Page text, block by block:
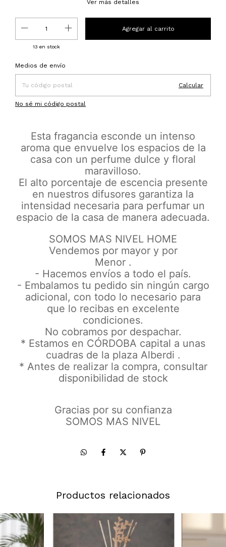
Ver más detalles
13 en stock
Entregas para el CP:
Medios de envío
Calcular
No sé mi código postal
Esta fragancia esconde un intenso
aroma que envuelve los espacios de la
casa con un perfume dulce y floral
maravilloso.
El alto porcentaje de escencia presente
en nuestros difusores garantiza la
intensidad necesaria para perfumar un
espacio de la casa de manera adecuada.
SOMOS MAS NIVEL HOME
Vendemos por mayor y por
Menor .
- Hacemos envíos a todo el país.
- Embalamos tu pedido sin ningún cargo
adicional, con todo lo necesario para
que lo recibas en excelente
condiciones.
No cobramos por despachar.
* Estamos en CÓRDOBA capital a unas
cuadras de la plaza Alberdi .
* Antes de realizar la compra, consultar
disponibilidad de stock
Gracias por su confianza
SOMOS MAS NIVEL
Productos relacionados